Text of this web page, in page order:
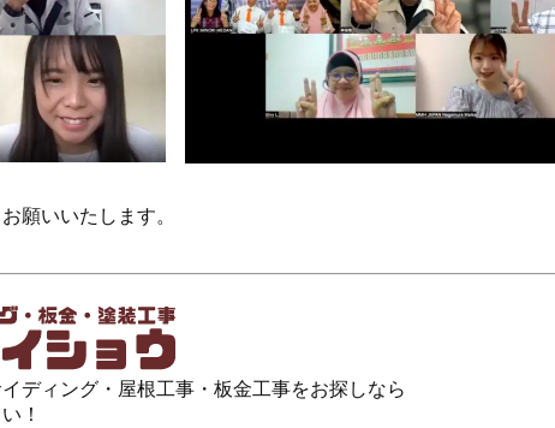
願いいたします。
ディング・屋根工事・板金工事をお探しなら
！